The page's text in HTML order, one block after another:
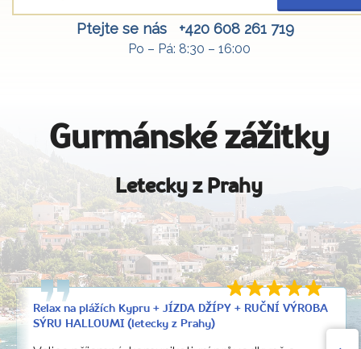
Ptejte se nás +420 608 261 719
Po – Pá: 8:30 – 16:00
Gurmánské zážitky
Letecky z Prahy
Relax na plážích Kypru + JÍZDA DŽÍPY + RUČNÍ VÝROBA
SÝRU HALLOUMI (letecky z Prahy)